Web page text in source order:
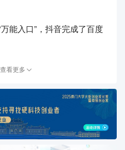
能入口”，抖音完成了百度
查看更多